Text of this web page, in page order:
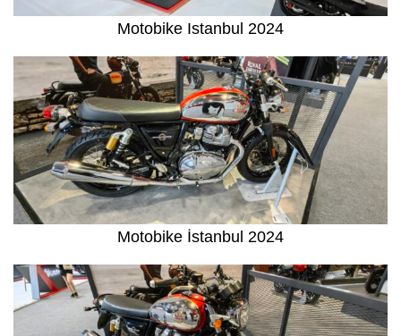
Motobike Istanbul 2024
Motobike İstanbul 2024